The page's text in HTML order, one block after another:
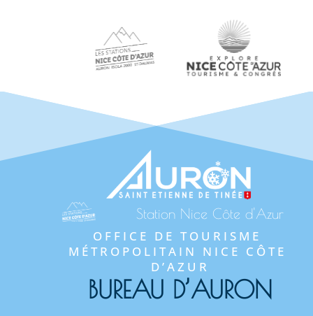
Station Nice Côte d'Azur
OFFICE DE TOURISME
MÉTROPOLITAIN NICE CÔTE
D’AZUR
BUREAU D’AURON